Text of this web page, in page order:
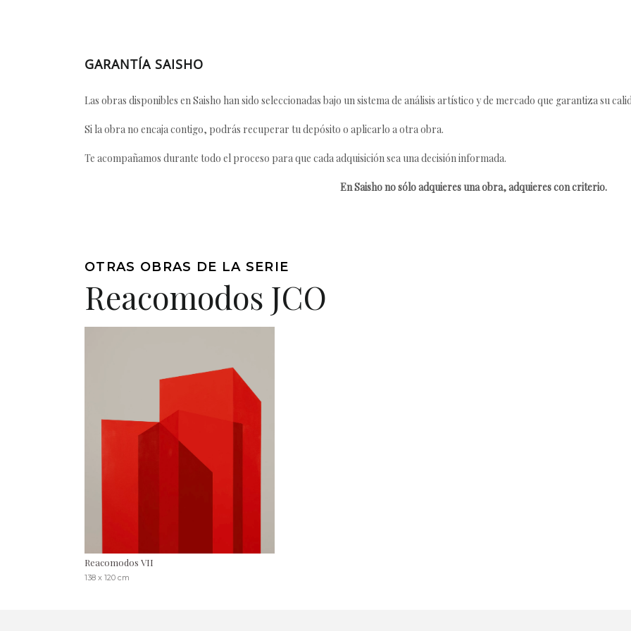
GARANTÍA SAISHO
Las obras disponibles en Saisho han sido seleccionadas bajo un sistema de análisis artístico y de mercado que garantiza su
Si la obra no encaja contigo, podrás recuperar tu depósito o aplicarlo a otra obra.
Te acompañamos durante todo el proceso para que cada adquisición sea una decisión informada.
En Saisho no sólo adquieres una obra, adquieres con criterio.
OTRAS OBRAS DE LA SERIE
Reacomodos JCO
Reacomodos VII
138 x 120 cm